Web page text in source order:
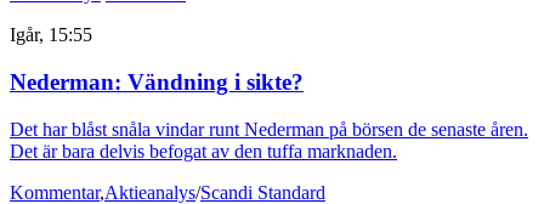
Igår, 15:55
Nederman: Vändning i sikte?
Det har blåst snåla vindar runt Nederman på börsen de senaste åren.
Det är bara delvis befogat av den tuffa marknaden.
Kommentar,Aktieanalys/Scandi Standard